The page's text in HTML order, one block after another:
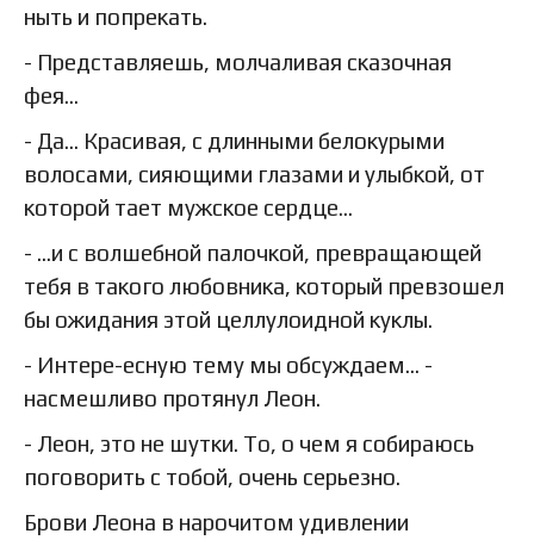
ныть и попрекать.
- Представляешь, молчаливая сказочная
фея…
- Да… Красивая, с длинными белокурыми
волосами, сияющими глазами и улыбкой, от
которой тает мужское сердце…
- …и с волшебной палочкой, превращающей
тебя в такого любовника, который превзошел
бы ожидания этой целлулоидной куклы.
- Интере-есную тему мы обсуждаем… -
насмешливо протянул Леон.
- Леон, это не шутки. То, о чем я собираюсь
поговорить с тобой, очень серьезно.
Брови Леона в нарочитом удивлении